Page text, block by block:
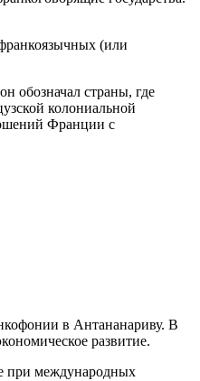
(или
обозначал страны, где
колониальной
Франции с
в Антананариву. В
развитие.
при международных